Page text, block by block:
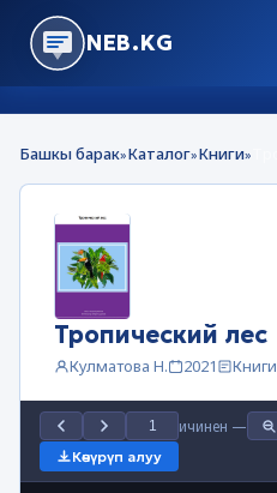
NEB.KG
Башкы барак»Каталог»Книги»
Тропический лес
Кулматова Н. 2021 Книги
ичинен —
Көчүрүп алуу